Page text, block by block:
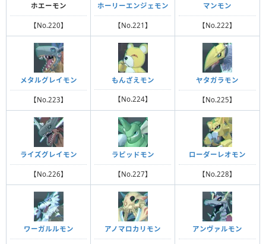
ホエーモン
【No.220】
ホーリーエンジェモン
【No.221】
マンモン
【No.222】
メタルグレイモン
【No.223】
もんざえモン
【No.224】
ヤタガラモン
【No.225】
ライズグレイモン
【No.226】
ラピッドモン
【No.227】
ローダーレオモン
【No.228】
ワーガルルモン アノマロカリモン アンヴァルモン